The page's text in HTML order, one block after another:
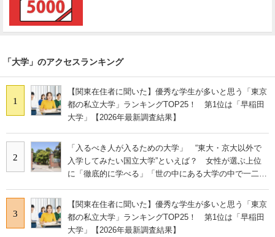
「大学」のアクセスランキング
1
【関東在住者に聞いた】優秀な学生が多いと思う「東京
都の私立大学」ランキングTOP25！ 第1位は「早稲田
大学」【2026年最新調査結果】
2
「入るべき人が入るための大学」 “東大・京大以外で
入学してみたい国立大学”といえば？ 女性が選ぶ上位
に「徹底的に学べる」「世の中にある大学の中で一二を
3
【関東在住者に聞いた】優秀な学生が多いと思う「東京
都の私立大学」ランキングTOP25！ 第1位は「早稲田
大学」【2026年最新調査結果】